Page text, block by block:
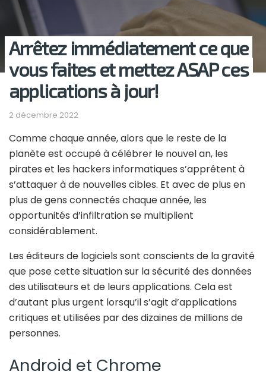
Arrêtez immédiatement ce que
vous faites et mettez ASAP ces
applications à jour!
2 décembre 2022
Comme chaque année, alors que le reste de la
planète est occupé à célébrer le nouvel an, les
pirates et les hackers informatiques s’apprêtent à
s’attaquer à de nouvelles cibles. Et avec de plus en
plus de gens connectés chaque année, les
opportunités d’infiltration se multiplient
considérablement.
Les éditeurs de logiciels sont conscients de la gravité
que pose cette situation sur la sécurité des données
des utilisateurs et de leurs applications. Cela est
d’autant plus urgent lorsqu’il s’agit d’applications
critiques et utilisées par des dizaines de millions de
personnes.
Android et Chrome